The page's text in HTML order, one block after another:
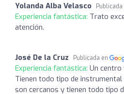
Yolanda Alba Velasco Publicada
Experiencia fantástica: Trato
atención.
José De la Cruz Publicada en
Experiencia fantástica: Un centro
Tienen todo tipo de instrumental
son cercanos y tienen todo tipo